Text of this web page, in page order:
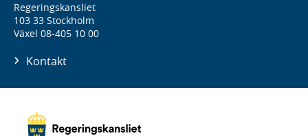
Regeringskansliet
103 33 Stockholm
Växel 08-405 10 00
Kontakt